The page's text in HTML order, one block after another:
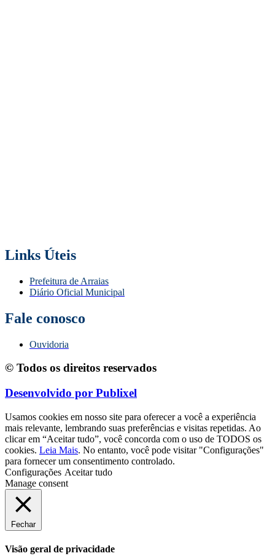
Links Úteis
Prefeitura de Arraias
Diário Oficial Municipal
Fale conosco
Ouvidoria
© Todos os direitos reservados
Desenvolvido por Publixel
Usamos cookies em nosso site para oferecer a você a experiência
mais relevante, lembrando suas preferências e visitas repetidas. Ao
clicar em “Aceitar tudo”, você concorda com o uso de TODOS os
cookies. Leia Mais. No entanto, você pode visitar "Configurações"
para fornecer um consentimento controlado.
Configurações Aceitar tudo
Manage consent
Fechar
Visão geral de privacidade